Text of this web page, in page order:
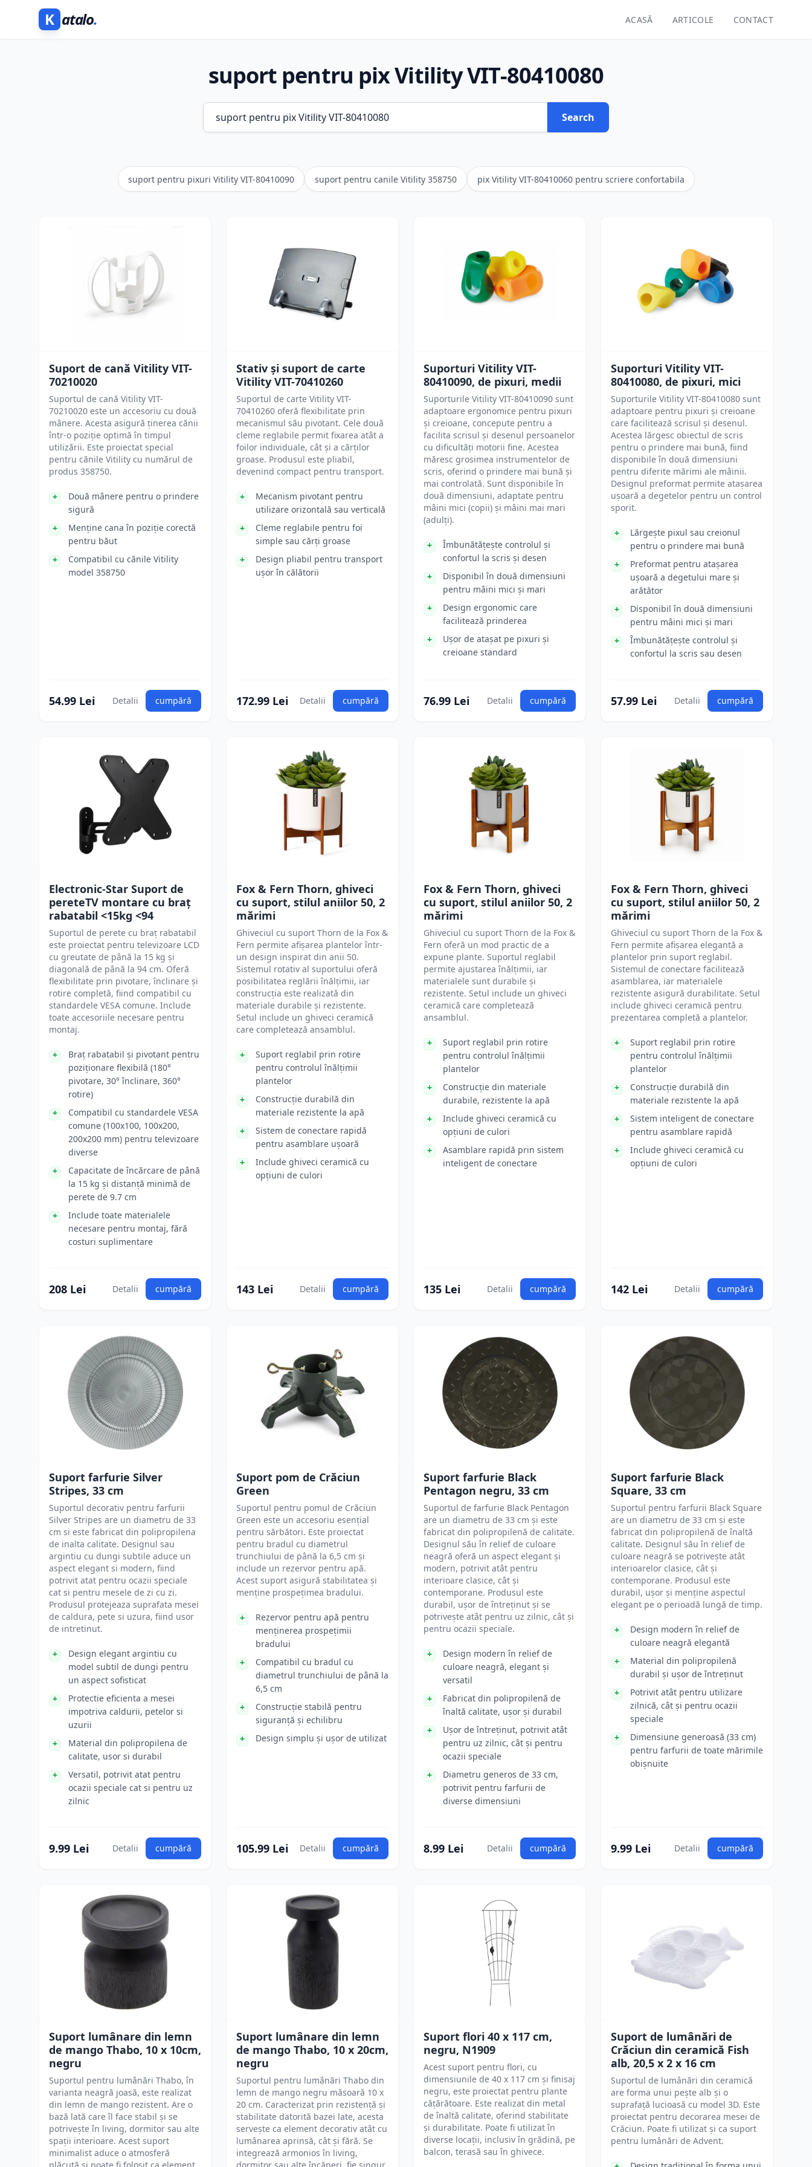
K atalo. ACASĂ ARTICOLE CONTACT
suport pentru pix Vitility VIT-80410080
Search
suport pentru pixuri Vitility VIT-80410090 suport pentru canile Vitility 358750 pix Vitility VIT-80410060 pentru scriere confortabila
Suport de cană Vitility VIT-
70210020
Suportul de cană Vitility VIT-
70210020 este un accesoriu cu două
mânere. Acesta asigură ținerea cănii
într-o poziție optimă în timpul
utilizării. Este proiectat special
pentru cănile Vitility cu numărul de
produs 358750.
Două mânere pentru o prindere
sigură
Menține cana în poziție corectă
pentru băut
Compatibil cu cănile Vitility
model 358750
54.99 Lei Detalii cumpără
Stativ și suport de carte
Vitility VIT-70410260
Suportul de carte Vitility VIT-
70410260 oferă flexibilitate prin
mecanismul său pivotant. Cele două
cleme reglabile permit fixarea atât a
foilor individuale, cât și a cărților
groase. Produsul este pliabil,
devenind compact pentru transport.
Mecanism pivotant pentru
utilizare orizontală sau verticală
Cleme reglabile pentru foi
simple sau cărți groase
Design pliabil pentru transport
ușor în călătorii
172.99 Lei Detalii cumpără
Suporturi Vitility VIT-
80410090, de pixuri, medii
Suporturile Vitility VIT-80410090 sunt
adaptoare ergonomice pentru pixuri
și creioane, concepute pentru a
facilita scrisul și desenul persoanelor
cu dificultăți motorii fine. Acestea
măresc grosimea instrumentelor de
scris, oferind o prindere mai bună și
mai controlată. Sunt disponibile în
două dimensiuni, adaptate pentru
mâini mici (copii) și mâini mai mari
(adulți).
Îmbunătățește controlul și
confortul la scris și desen
Disponibil în două dimensiuni
pentru mâini mici și mari
Design ergonomic care
facilitează prinderea
Ușor de atașat pe pixuri și
creioane standard
76.99 Lei Detalii cumpără
Suporturi Vitility VIT-
80410080, de pixuri, mici
Suporturile Vitility VIT-80410080 sunt
adaptoare pentru pixuri și creioane
care facilitează scrisul și desenul.
Acestea lărgesc obiectul de scris
pentru o prindere mai bună, fiind
disponibile în două dimensiuni
pentru diferite mărimi ale mâinii.
Designul preformat permite atașarea
ușoară a degetelor pentru un control
sporit.
Lărgește pixul sau creionul
pentru o prindere mai bună
Preformat pentru atașarea
ușoară a degetului mare și
arătător
Disponibil în două dimensiuni
pentru mâini mici și mari
Îmbunătățește controlul și
confortul la scris sau desen
57.99 Lei Detalii cumpără
Electronic-Star Suport de
pereteTV montare cu braț
rabatabil <15kg <94
Suportul de perete cu braț rabatabil
este proiectat pentru televizoare LCD
cu greutate de până la 15 kg și
diagonală de până la 94 cm. Oferă
flexibilitate prin pivotare, înclinare și
rotire completă, fiind compatibil cu
standardele VESA comune. Include
toate accesoriile necesare pentru
montaj.
Braț rabatabil și pivotant pentru
poziționare flexibilă (180°
pivotare, 30° înclinare, 360°
rotire)
Compatibil cu standardele VESA
comune (100x100, 100x200,
200x200 mm) pentru televizoare
diverse
Capacitate de încărcare de până
la 15 kg și distanță minimă de
perete de 9.7 cm
Include toate materialele
necesare pentru montaj, fără
costuri suplimentare
208 Lei Detalii cumpără
Fox & Fern Thorn, ghiveci
cu suport, stilul aniilor 50, 2
mărimi
Ghiveciul cu suport Thorn de la Fox &
Fern permite afișarea plantelor într-
un design inspirat din anii 50.
Sistemul rotativ al suportului oferă
posibilitatea reglării înălțimii, iar
construcția este realizată din
materiale durabile și rezistente.
Setul include un ghiveci ceramică
care completează ansamblul.
Suport reglabil prin rotire
pentru controlul înălțimii
plantelor
Construcție durabilă din
materiale rezistente la apă
Sistem de conectare rapidă
pentru asamblare ușoară
Include ghiveci ceramică cu
opțiuni de culori
143 Lei Detalii cumpără
Fox & Fern Thorn, ghiveci
cu suport, stilul aniilor 50, 2
mărimi
Ghiveciul cu suport Thorn de la Fox &
Fern oferă un mod practic de a
expune plante. Suportul reglabil
permite ajustarea înălțimii, iar
materialele sunt durabile și
rezistente. Setul include un ghiveci
ceramică care completează
ansamblul.
Suport reglabil prin rotire
pentru controlul înălțimii
plantelor
Construcție din materiale
durabile, rezistente la apă
Include ghiveci ceramică cu
opțiuni de culori
Asamblare rapidă prin sistem
inteligent de conectare
135 Lei Detalii cumpără
Fox & Fern Thorn, ghiveci
cu suport, stilul aniilor 50, 2
mărimi
Ghiveciul cu suport Thorn de la Fox &
Fern permite afișarea elegantă a
plantelor prin suport reglabil.
Sistemul de conectare facilitează
asamblarea, iar materialele
rezistente asigură durabilitate. Setul
include ghiveci ceramică pentru
prezentarea completă a plantelor.
Suport reglabil prin rotire
pentru controlul înălțimii
plantelor
Construcție durabilă din
materiale rezistente la apă
Sistem inteligent de conectare
pentru asamblare rapidă
Include ghiveci ceramică cu
opțiuni de culori
142 Lei Detalii cumpără
Suport farfurie Silver
Stripes, 33 cm
Suportul decorativ pentru farfurii
Silver Stripes are un diametru de 33
cm si este fabricat din polipropilena
de inalta calitate. Designul sau
argintiu cu dungi subtile aduce un
aspect elegant si modern, fiind
potrivit atat pentru ocazii speciale
cat si pentru mesele de zi cu zi.
Produsul protejeaza suprafata mesei
de caldura, pete si uzura, fiind usor
de intretinut.
Design elegant argintiu cu
model subtil de dungi pentru
un aspect sofisticat
Protectie eficienta a mesei
impotriva caldurii, petelor si
uzurii
Material din polipropilena de
calitate, usor si durabil
Versatil, potrivit atat pentru
ocazii speciale cat si pentru uz
zilnic
9.99 Lei Detalii cumpără
Suport pom de Crăciun
Green
Suportul pentru pomul de Crăciun
Green este un accesoriu esențial
pentru sărbători. Este proiectat
pentru bradul cu diametrul
trunchiului de până la 6,5 cm și
include un rezervor pentru apă.
Acest suport asigură stabilitatea și
menține prospețimea bradului.
Rezervor pentru apă pentru
menținerea prospețimii
bradului
Compatibil cu bradul cu
diametrul trunchiului de până la
6,5 cm
Construcție stabilă pentru
siguranță și echilibru
Design simplu și ușor de utilizat
105.99 Lei Detalii cumpără
Suport farfurie Black
Pentagon negru, 33 cm
Suportul de farfurie Black Pentagon
are un diametru de 33 cm și este
fabricat din polipropilenă de calitate.
Designul său în relief de culoare
neagră oferă un aspect elegant și
modern, potrivit atât pentru
interioare clasice, cât și
contemporane. Produsul este
durabil, ușor de întreținut și se
potrivește atât pentru uz zilnic, cât și
pentru ocazii speciale.
Design modern în relief de
culoare neagră, elegant și
versatil
Fabricat din polipropilenă de
înaltă calitate, ușor și durabil
Ușor de întreținut, potrivit atât
pentru uz zilnic, cât și pentru
ocazii speciale
Diametru generos de 33 cm,
potrivit pentru farfurii de
diverse dimensiuni
8.99 Lei Detalii cumpără
Suport farfurie Black
Square, 33 cm
Suportul pentru farfurii Black Square
are un diametru de 33 cm și este
fabricat din polipropilenă de înaltă
calitate. Designul său în relief de
culoare neagră se potrivește atât
interioarelor clasice, cât și
contemporane. Produsul este
durabil, ușor și menține aspectul
elegant pe o perioadă lungă de timp.
Design modern în relief de
culoare neagră elegantă
Material din polipropilenă
durabil și ușor de întreținut
Potrivit atât pentru utilizare
zilnică, cât și pentru ocazii
speciale
Dimensiune generoasă (33 cm)
pentru farfurii de toate mărimile
obișnuite
9.99 Lei Detalii cumpără
Suport lumânare din lemn
de mango Thabo, 10 x 10cm,
negru
Suportul pentru lumânări Thabo, în
varianta neagră joasă, este realizat
din lemn de mango rezistent. Are o
bază lată care îl face stabil și se
potrivește în living, dormitor sau alte
spații interioare. Acest suport
minimalist aduce o atmosferă
Suport lumânare din lemn
de mango Thabo, 10 x 20cm,
negru
Suportul pentru lumânări Thabo din
lemn de mango negru măsoară 10 x
20 cm. Caracterizat prin rezistență și
stabilitate datorită bazei late, acesta
servește ca element decorativ atât cu
lumânarea aprinsă, cât și fără. Se
integrează armonios în living,
Suport flori 40 x 117 cm,
negru, N1909
Acest suport pentru flori, cu
dimensiunile de 40 x 117 cm și finisaj
negru, este proiectat pentru plante
cățărătoare. Este realizat din metal
de înaltă calitate, oferind stabilitate
și durabilitate. Poate fi utilizat în
diverse locații, inclusiv în grădină, pe
balcon, terasă sau în ghivece.
Suport de lumânări de
Crăciun din ceramică Fish
alb, 20,5 x 2 x 16 cm
Suportul de lumânări din ceramică
are forma unui pește alb și o
suprafață lucioasă cu model 3D. Este
proiectat pentru decorarea mesei de
Crăciun. Poate fi utilizat și ca suport
pentru lumânări de Advent.